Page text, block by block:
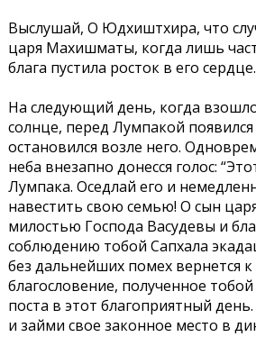
Выслушай, О Юдхиштхира, что
царя Махишматы, когда лишь
блага пустила росток в его сердце.
На следующий день, когда
солнце, перед Лумпакой
остановился возле него.
неба внезапно донесся голос:
Лумпака. Оседлай его и
навестить свою семью! О сын
милостью Господа Васудевы и
соблюдению тобой Сапхала
без дальнейших помех вернется
благословение, полученное
поста в этот благоприятный
и займи свое законное место в